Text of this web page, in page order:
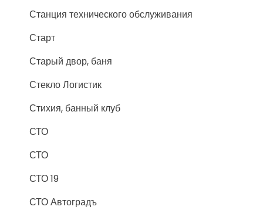
Станция технического обслуживания
Старт
Старый двор, баня
Стекло Логистик
Стихия, банный клуб
СТО
СТО
СТО 19
СТО Автоградъ